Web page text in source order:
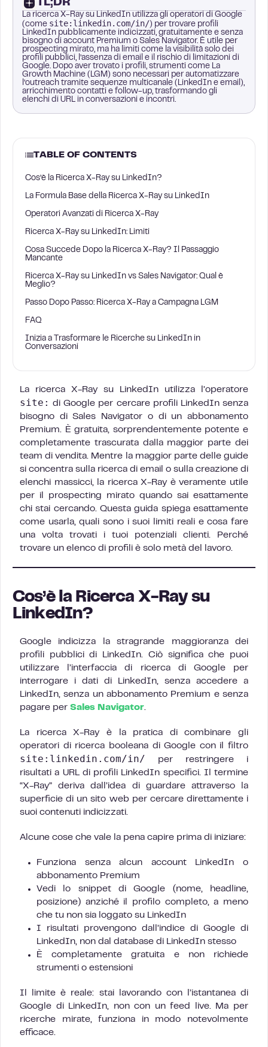
TL;DR
La ricerca X-Ray su LinkedIn utilizza gli operatori di Google
(come site:linkedin.com/in/) per trovare profili
LinkedIn pubblicamente indicizzati, gratuitamente e senza
bisogno di account Premium o Sales Navigator. È utile per
prospecting mirato, ma ha limiti come la visibilità solo dei
profili pubblici, l’assenza di email e il rischio di limitazioni di
Google. Dopo aver trovato i profili, strumenti come La
Growth Machine (LGM) sono necessari per automatizzare
l’outreach tramite sequenze multicanale (LinkedIn e email),
arricchimento contatti e follow-up, trasformando gli
elenchi di URL in conversazioni e incontri.
TABLE OF CONTENTS
Cos’è la Ricerca X-Ray su LinkedIn?
La Formula Base della Ricerca X-Ray su LinkedIn
Operatori Avanzati di Ricerca X-Ray
Ricerca X-Ray su LinkedIn: Limiti
Cosa Succede Dopo la Ricerca X-Ray? Il Passaggio
Mancante
Ricerca X-Ray su LinkedIn vs Sales Navigator: Qual è
Meglio?
Passo Dopo Passo: Ricerca X-Ray a Campagna LGM
FAQ
Inizia a Trasformare le Ricerche su LinkedIn in
Conversazioni
La ricerca X-Ray su LinkedIn utilizza l’operatore
site:
di Google per cercare profili LinkedIn senza
bisogno di Sales Navigator o di un abbonamento
Premium. È gratuita, sorprendentemente potente e
completamente trascurata dalla maggior parte dei
team di vendita. Mentre la maggior parte delle guide
si concentra sulla ricerca di email o sulla creazione di
elenchi massicci, la ricerca X-Ray è veramente utile
per il prospecting mirato quando sai esattamente
chi stai cercando. Questa guida spiega esattamente
come usarla, quali sono i suoi limiti reali e cosa fare
una volta trovati i tuoi potenziali clienti. Perché
trovare un elenco di profili è solo metà del lavoro.
Cos’è la Ricerca X-Ray su
LinkedIn?
Google indicizza la stragrande maggioranza dei
profili pubblici di LinkedIn. Ciò significa che puoi
utilizzare l’interfaccia di ricerca di Google per
interrogare i dati di LinkedIn, senza accedere a
LinkedIn, senza un abbonamento Premium e senza
pagare per Sales Navigator.
La ricerca X-Ray è la pratica di combinare gli
operatori di ricerca booleana di Google con il filtro
site:linkedin.com/in/ per restringere i
risultati a URL di profili LinkedIn specifici. Il termine
“X-Ray” deriva dall’idea di guardare attraverso la
superficie di un sito web per cercare direttamente i
suoi contenuti indicizzati.
Alcune cose che vale la pena capire prima di iniziare:
Funziona senza alcun account LinkedIn o
abbonamento Premium
Vedi lo snippet di Google (nome, headline,
posizione) anziché il profilo completo, a meno
che tu non sia loggato su LinkedIn
I risultati provengono dall’indice di Google di
LinkedIn, non dal database di LinkedIn stesso
È completamente gratuita e non richiede
strumenti o estensioni
Il limite è reale: stai lavorando con l’istantanea di
Google di LinkedIn, non con un feed live. Ma per
ricerche mirate, funziona in modo notevolmente
efficace.